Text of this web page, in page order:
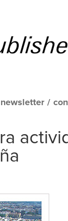
newsletter /